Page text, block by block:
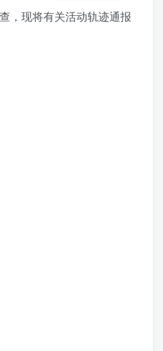
，现将有关活动轨迹通报